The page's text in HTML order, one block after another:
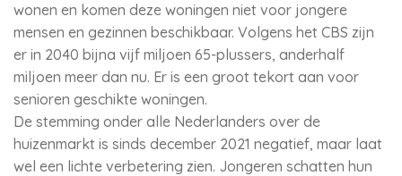
wonen en komen deze woningen niet voor jongere
mensen en gezinnen beschikbaar. Volgens het CBS zijn
er in 2040 bijna vijf miljoen 65-plussers, anderhalf
miljoen meer dan nu. Er is een groot tekort aan voor
senioren geschikte woningen.
De stemming onder alle Nederlanders over de
huizenmarkt is sinds december 2021 negatief, maar laat
wel een lichte verbetering zien. Jongeren schatten hun